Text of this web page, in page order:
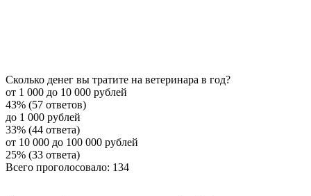
Сколько денег вы тратите на ветеринара в год?
от 1 000 до 10 000 рублей
43% (57 ответов)
до 1 000 рублей
33% (44 ответа)
от 10 000 до 100 000 рублей
25% (33 ответа)
Всего проголосовало: 134